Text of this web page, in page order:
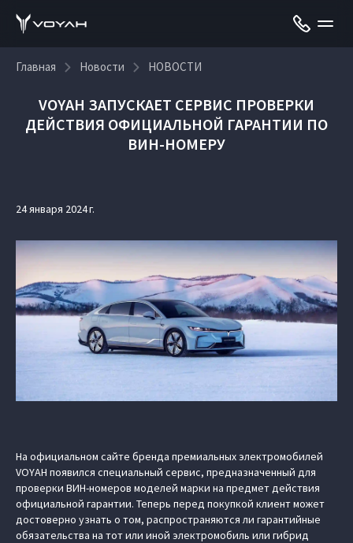
Главная Новости НОВОСТИ
VOYAH ЗАПУСКАЕТ СЕРВИС ПРОВЕРКИ
ДЕЙСТВИЯ ОФИЦИАЛЬНОЙ ГАРАНТИИ ПО
ВИН-НОМЕРУ
24 января 2024 г.
На официальном сайте бренда премиальных электромобилей
VOYAH появился специальный сервис, предназначенный для
проверки ВИН-номеров моделей марки на предмет действия
официальной гарантии. Теперь перед покупкой клиент может
достоверно узнать о том, распространяются ли гарантийные
обязательства на тот или иной электромобиль или гибрид